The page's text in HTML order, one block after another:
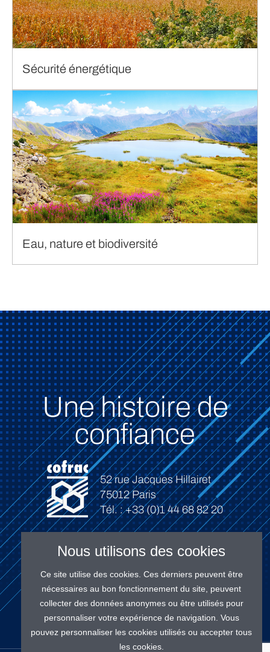
Sécurité énergétique
Eau, nature et biodiversité
Une histoire de
confiance
52 rue Jacques Hillairet
75012 Paris
Tél. : +33 (0)1 44 68 82 20
Connexion
Nous utilisons des cookies
Ce site utilise des cookies. Ces derniers peuvent être
nécessaires au bon fonctionnement du site, peuvent
collecter des données anonymes ou être utilisés pour
personnaliser votre expérience de navigation. Vous
pouvez personnaliser les cookies utilisés ou accepter tous
les cookies.